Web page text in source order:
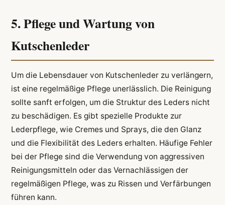
5. Pflege und Wartung von
Kutschenleder
Um die Lebensdauer von Kutschenleder zu verlängern,
ist eine regelmäßige Pflege unerlässlich. Die Reinigung
sollte sanft erfolgen, um die Struktur des Leders nicht
zu beschädigen. Es gibt spezielle Produkte zur
Lederpflege, wie Cremes und Sprays, die den Glanz
und die Flexibilität des Leders erhalten. Häufige Fehler
bei der Pflege sind die Verwendung von aggressiven
Reinigungsmitteln oder das Vernachlässigen der
regelmäßigen Pflege, was zu Rissen und Verfärbungen
führen kann.